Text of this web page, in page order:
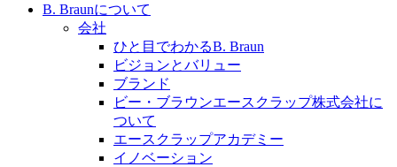
お問合せフォームより、ご質問をお送りください。
B. Braunについて
会社
ひと目でわかるB. Braun
ビジョンとバリュー
ブランド
ビー・ブラウンエースクラップ株式会社に
ついて
エースクラップアカデミー
イノベーション